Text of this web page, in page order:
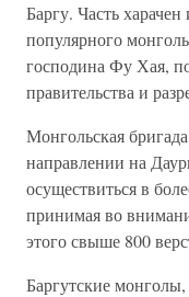
Баргу. Часть
популярного
господина Фу Хая,
правительства и
Монгольская
направлении на
осуществиться в
принимая во
этого свыше 800
Баргутские